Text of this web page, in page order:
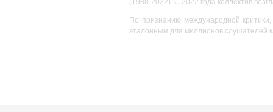
По признанию международной критики,
эталонным для миллионов слушателей